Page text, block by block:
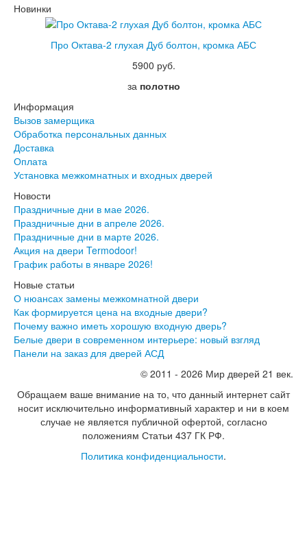
Новинки
Про Октава-2 глухая Дуб болтон, кромка АБС
5900 руб.
за полотно
Информация
Вызов замерщика
Обработка персональных данных
Доставка
Оплата
Установка межкомнатных и входных дверей
Новости
Праздничные дни в мае 2026.
Праздничные дни в апреле 2026.
Праздничные дни в марте 2026.
Акция на двери Termodoor!
График работы в январе 2026!
Новые статьи
О нюансах замены межкомнатной двери
Как формируется цена на входные двери?
Почему важно иметь хорошую входную дверь?
Белые двери в современном интерьере: новый взгляд
Панели на заказ для дверей АСД
© 2011 - 2026 Мир дверей 21 век.
Обращаем ваше внимание на то, что данный интернет сайт
носит исключительно информативный характер и ни в коем
случае не является публичной офертой, согласно
положениям Статьи 437 ГК РФ.
Политика конфиденциальности.